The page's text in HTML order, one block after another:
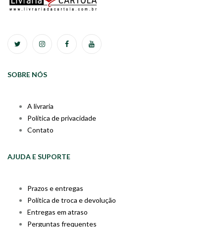
SOBRE NÓS
A livraria
Política de privacidade
Contato
AJUDA E SUPORTE
Prazos e entregas
Política de troca e devolução
Entregas em atraso
Perguntas frequentes